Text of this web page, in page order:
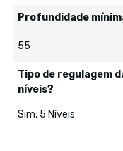
Profundidade
55
Tipo de regulagem
níveis?
Sim, 5 Níveis